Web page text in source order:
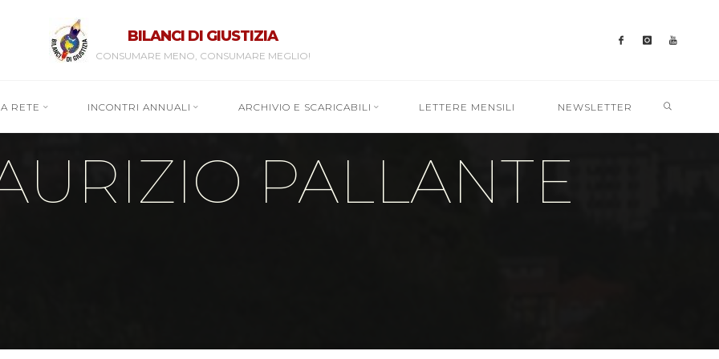
BILANCI DI GIUSTIZIA
CONSUMARE MENO, CONSUMARE MEGLIO!
RETE INCONTRI ANNUALI ARCHIVIO E SCARICABILI LETTERE MENSILI NEWSLETTER
PALLANTE